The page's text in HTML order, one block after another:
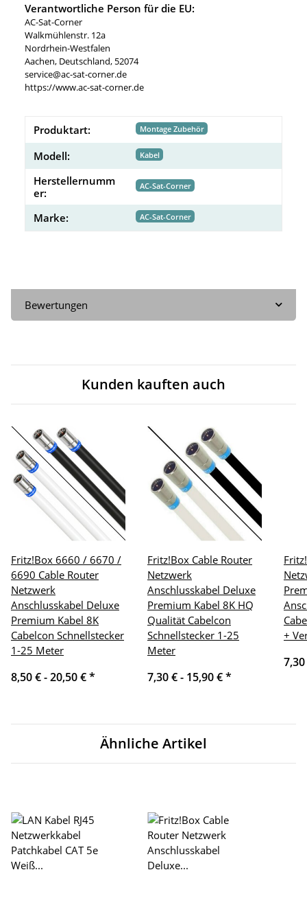
Verantwortliche Person für die EU:
AC-Sat-Corner
Walkmühlenstr. 12a
Nordrhein-Westfalen
Aachen, Deutschland, 52074
service@ac-sat-corner.de
https://www.ac-sat-corner.de
Produktart: Montage Zubehör
Modell: Kabel
Herstellernumm
er:
AC-Sat-Corner
Marke: AC-Sat-Corner
Bewertungen
Kunden kauften auch
Fritz!Box 6660 / 6670 /
6690 Cable Router
Netzwerk
Anschlusskabel Deluxe
Premium Kabel 8K
Cabelcon Schnellstecker
1-25 Meter
8,50 € -20,50 €*
Fritz!Box Cable Router
Netzwerk
Anschlusskabel Deluxe
Premium Kabel 8K HQ
Qualität Cabelcon
Schnellstecker 1-25
Meter
7,30 € - 15,90 €*
+
Ähnliche Artikel